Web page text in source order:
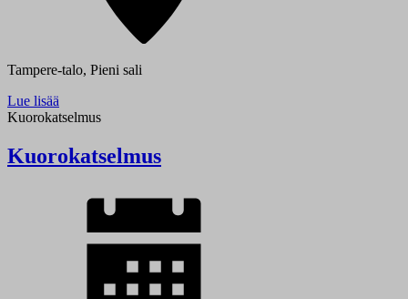
Tampere-talo, Pieni sali
Lue lisää
Kuorokatselmus
Kuorokatselmus